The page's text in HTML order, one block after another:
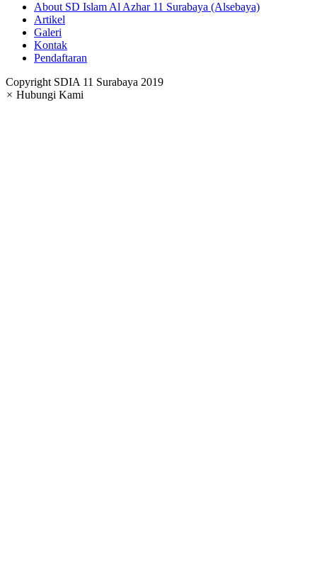
About SD Islam Al Azhar 11 Surabaya (Alsebaya)
Artikel
Galeri
Kontak
Pendaftaran
Copyright SDIA 11 Surabaya 2019
× Hubungi Kami